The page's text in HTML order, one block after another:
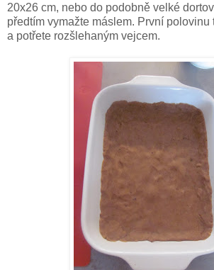
20x26 cm, nebo do podobně velké
předtím vymažte máslem. První polovinu
a potřete rozšlehaným vejcem.